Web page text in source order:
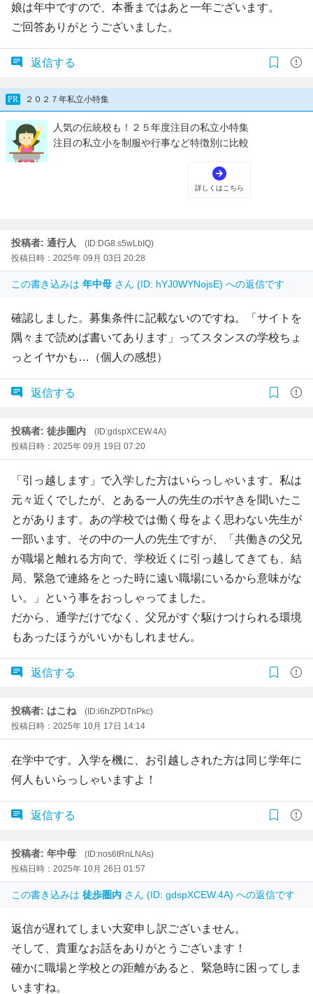
娘は年中ですので、本番まではあと一年ございます。
ご回答ありがとうございました。
返信する
投稿者: 通行人
(ID:DG8.s5wLbIQ)
投稿日時：2025年 09月 03日 20:28
この書き込みは 年中母 さん (ID: hYJ0WYNojsE) への返信です
確認しました。募集条件に記載ないのですね。「サイトを
隅々まで読めば書いてあります」ってスタンスの学校ちょ
っとイヤかも…（個人の感想）
返信する
投稿者: 徒歩圏内
(ID:gdspXCEW.4A)
投稿日時：2025年 09月 19日 07:20
「引っ越します」で入学した方はいらっしゃいます。私は
元々近くでしたが、とある一人の先生のボヤきを聞いたこ
とがあります。あの学校では働く母をよく思わない先生が
一部います。その中の一人の先生ですが、「共働きの父兄
が職場と離れる方向で、学校近くに引っ越してきても、結
局、緊急で連絡をとった時に遠い職場にいるから意味がな
い。」という事をおっしゃってました。
だから、通学だけでなく、父兄がすぐ駆けつけられる環境
もあったほうがいいかもしれません。
返信する
投稿者: はこね
(ID:i6hZPDTnPkc)
投稿日時：2025年 10月 17日 14:14
在学中です。入学を機に、お引越しされた方は同じ学年に
何人もいらっしゃいますよ！
返信する
投稿者: 年中母
(ID:nos6tRnLNAs)
投稿日時：2025年 10月 26日 01:57
この書き込みは 徒歩圏内 さん (ID: gdspXCEW.4A) への返信です
返信が遅れてしまい大変申し訳ございません。
そして、貴重なお話をありがとうございます！
確かに職場と学校との距離があると、緊急時に困ってしま
いますね。